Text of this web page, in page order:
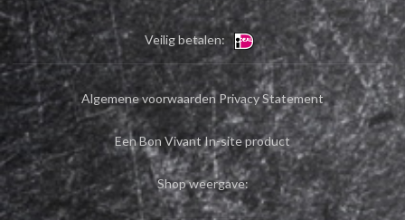
Veilig betalen:
Algemene voorwaarden Privacy Statement
Een Bon Vivant In-site product
Shop weergave: